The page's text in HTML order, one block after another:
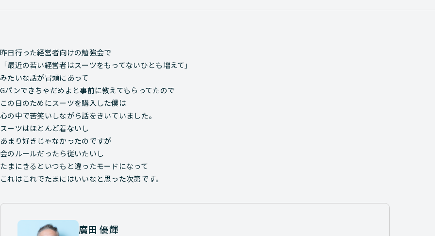
昨日行った経営者向けの勉強会で
「最近の若い経営者はスーツをもってないひとも増えて」
みたいな話が冒頭にあって
Gパンできちゃだめよと事前に教えてもらってたので
この日のためにスーツを購入した僕は
心の中で苦笑いしながら話をきいていました。
スーツはほとんど着ないし
あまり好きじゃなかったのですが
会のルールだったら従いたいし
たまにきるといつもと違ったモードになって
これはこれでたまにはいいなと思った次第です。
廣田 優輝